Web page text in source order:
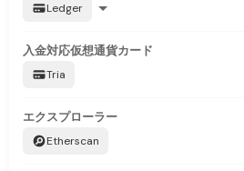
Ledger
入金対応仮想通貨カード
Tria
エクスプローラー
Etherscan